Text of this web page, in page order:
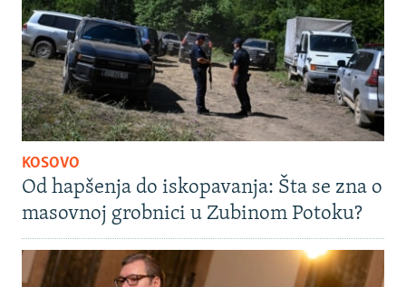
KOSOVO
Od hapšenja do iskopavanja: Šta se zna o
masovnoj grobnici u Zubinom Potoku?